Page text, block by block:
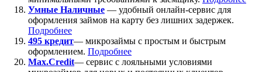
Умные Наличные — удобный онлайн-сервис для
оформления займов на карту без лишних задержек.
Подробнее
495 кредит— микрозаймы с простым и быстрым
оформлением. Подробнее
Max.Credit— сервис с лояльными условиями